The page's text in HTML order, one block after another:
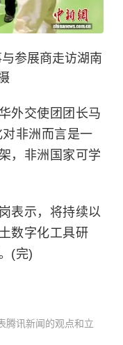
参展商走访湖南
交使团团长马
非洲而言是一
，非洲国家可学
示，将持续以
数字化工具研
(完)
腾讯新闻的观点和立